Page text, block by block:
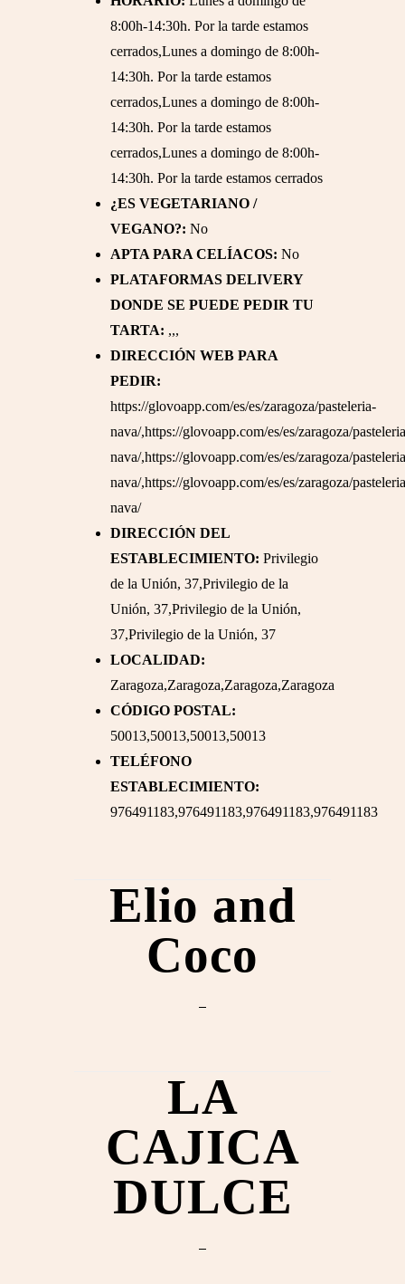
8:00h-14:30h. Por la tarde estamos
cerrados,Lunes a domingo de 8:00h-
14:30h. Por la tarde estamos
cerrados,Lunes a domingo de 8:00h-
14:30h. Por la tarde estamos
cerrados,Lunes a domingo de 8:00h-
14:30h. Por la tarde estamos cerrados
¿ES VEGETARIANO /
VEGANO?: No
APTA PARA CELÍACOS: No
PLATAFORMAS DELIVERY
DONDE SE PUEDE PEDIR TU
TARTA: ,,,
DIRECCIÓN WEB PARA
PEDIR:
https://glovoapp.com/es/es/zaragoza/pasteleria-
nava/,https://glovoapp.com/es/es/zaragoza/
nava/,https://glovoapp.com/es/es/zaragoza/
nava/,https://glovoapp.com/es/es/zaragoza/
nava/
DIRECCIÓN DEL
ESTABLECIMIENTO: Privilegio
de la Unión, 37,Privilegio de la
Unión, 37,Privilegio de la Unión,
37,Privilegio de la Unión, 37
LOCALIDAD:
Zaragoza,Zaragoza,Zaragoza,Zaragoza
CÓDIGO POSTAL:
50013,50013,50013,50013
TELÉFONO
ESTABLECIMIENTO:
976491183,976491183,976491183,976491183
Elio and
Coco
LA
CAJICA
DULCE